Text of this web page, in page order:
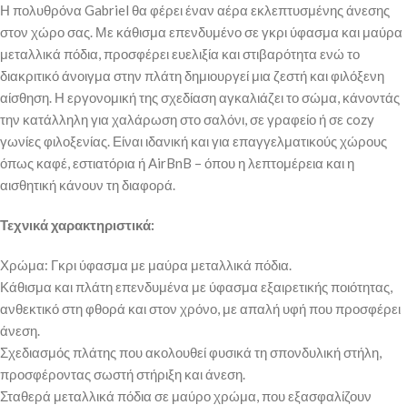
Η πολυθρόνα Gabriel θα φέρει έναν αέρα εκλεπτυσμένης άνεσης
στον χώρο σας. Με κάθισμα επενδυμένο σε γκρι ύφασμα και μαύρα
μεταλλικά πόδια, προσφέρει ευελιξία και στιβαρότητα ενώ το
διακριτικό άνοιγμα στην πλάτη δημιουργεί μια ζεστή και φιλόξενη
αίσθηση. Η εργονομική της σχεδίαση αγκαλιάζει το σώμα, κάνοντάς
την κατάλληλη για χαλάρωση στο σαλόνι, σε γραφείο ή σε cozy
γωνίες φιλοξενίας. Είναι ιδανική και για επαγγελματικούς χώρους
όπως καφέ, εστιατόρια ή AirBnB – όπου η λεπτομέρεια και η
αισθητική κάνουν τη διαφορά.
Τεχνικά χαρακτηριστικά:
Χρώμα: Γκρι ύφασμα με μαύρα μεταλλικά πόδια.
Κάθισμα και πλάτη επενδυμένα με ύφασμα εξαιρετικής ποιότητας,
ανθεκτικό στη φθορά και στον χρόνο, με απαλή υφή που προσφέρει
άνεση.
Σχεδιασμός πλάτης που ακολουθεί φυσικά τη σπονδυλική στήλη,
προσφέροντας σωστή στήριξη και άνεση.
Σταθερά μεταλλικά πόδια σε μαύρο χρώμα, που εξασφαλίζουν